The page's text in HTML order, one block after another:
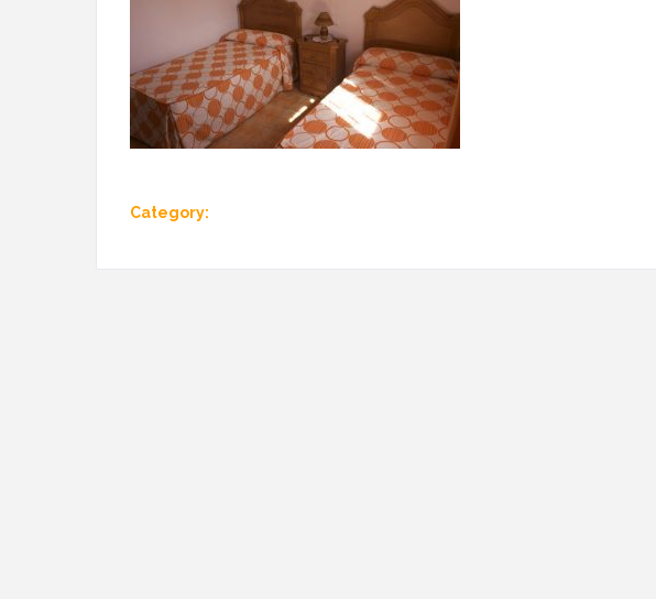
Category: